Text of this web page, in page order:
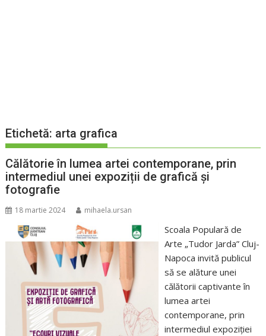
Etichetă: arta grafica
Călătorie în lumea artei contemporane, prin
intermediul unei expoziții de grafică și
fotografie
18 martie 2024 mihaela.ursan
Scoala Populară de
Arte „Tudor Jarda” Cluj-
Napoca invită publicul
să se alăture unei
călătorii captivante în
lumea artei
contemporane, prin
intermediul expoziției